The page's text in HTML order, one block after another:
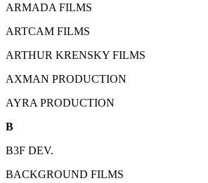
ARMADA FILMS
ARTCAM FILMS
ARTHUR KRENSKY FILMS
AXMAN PRODUCTION
AYRA PRODUCTION
B
B3F DEV.
BACKGROUND FILMS